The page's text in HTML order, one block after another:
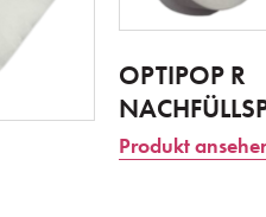
OPTIPOP R
Produkt